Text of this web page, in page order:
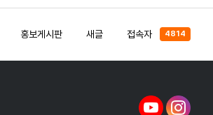
홍보게시판 새글 접속자 4814